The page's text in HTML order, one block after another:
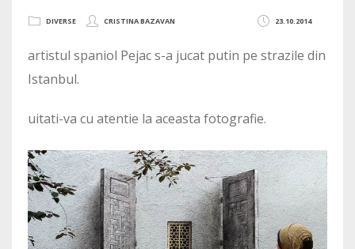
23.10.2014
DIVERSE CRISTINA BAZAVAN
artistul spaniol Pejac s-a jucat putin pe strazile din
Istanbul.
uitati-va cu atentie la aceasta fotografie.